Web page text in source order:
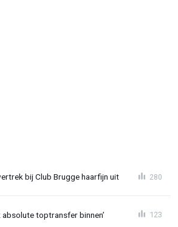
bij Club Brugge haarfijn uit 280
absolute toptransfer binnen’ 123